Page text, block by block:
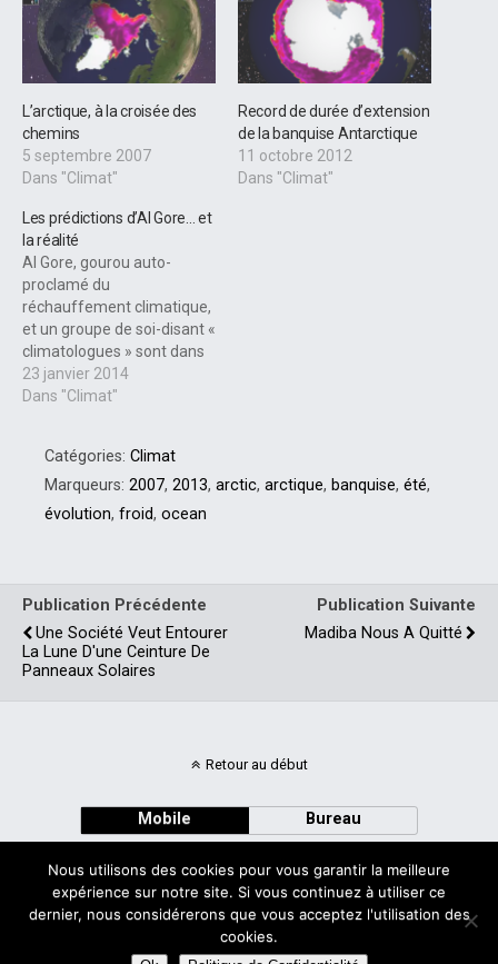
L’arctique, à la croisée des
chemins
5 septembre 2007
Dans "Climat"
Record de durée d’extension
de la banquise Antarctique
11 octobre 2012
Dans "Climat"
Les prédictions d’Al Gore… et
la réalité
Al Gore, gourou auto-
proclamé du
réchauffement climatique,
et un groupe de soi-disant «
climatologues » sont dans
le pétrin, et pas qu’un peu !
En 2007, 2008 et 2009,
hystériquement, qu’« il n’y
aurait plus de glace » au
pôle Nord d’ici 2013 environ
23 janvier 2014
Dans "Climat"
Catégories: Climat
Marqueurs: 2007, 2013, arctic, arctique, banquise, été,
évolution, froid, ocean
Publication Précédente
Une Société Veut Entourer
La Lune D'une Ceinture De
Panneaux Solaires
Publication Suivante
Madiba Nous A Quitté
Retour au début
Mobile Bureau
Avec
WPtouch Mobile Suite for WordPress
Nous utilisons des cookies pour vous garantir la meilleure
expérience sur notre site. Si vous continuez à utiliser ce
dernier, nous considérerons que vous acceptez l'utilisation des
cookies.